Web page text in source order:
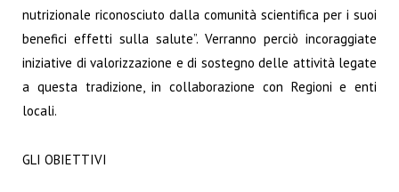
nutrizionale riconosciuto dalla comunità scientifica per i suoi
benefici effetti sulla salute”. Verranno perciò incoraggiate
iniziative di valorizzazione e di sostegno delle attività legate
a questa tradizione, in collaborazione con Regioni e enti
locali.
GLI OBIETTIVI